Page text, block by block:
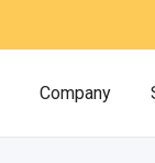
Company